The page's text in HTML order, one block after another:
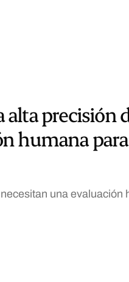
alta precisión
humana
una evaluación